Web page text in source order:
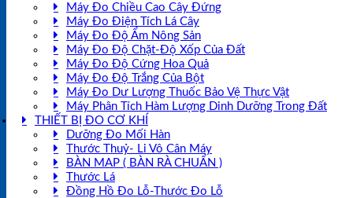
Máy Đo Chiều Cao Cây Đứng
Máy Đo Điện Tích Lá Cây
Máy Đo Độ Ẩm Nông Sản
Máy Đo Độ Chặt-Độ Xốp Của Đất
Máy Đo Độ Cứng Hoa Quả
Máy Đo Độ Trắng Của Bột
Máy Đo Dư Lượng Thuốc Bảo Vệ Thực Vật
Máy Phân Tích Hàm Lượng Dinh Dưỡng Trong Đất
THIẾT BỊ ĐO CƠ KHÍ
Dưỡng Đo Mối Hàn
Thước Thuỷ- Li Vô Cân Máy
BÀN MAP ( BÀN RÀ CHUẨN )
Thước Lá
Đồng Hồ Đo Lỗ-Thước Đo Lỗ